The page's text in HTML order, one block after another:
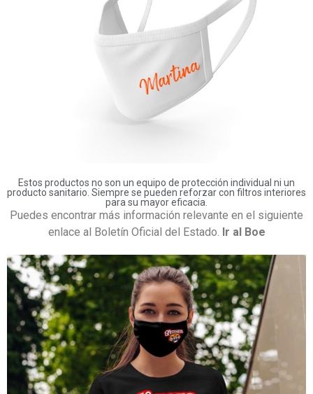
Estos productos no son un equipo de protección individual ni un
producto sanitario. Siempre se pueden reforzar con filtros interiores
para su mayor eficacia.
Puedes encontrar más información relevante en el siguiente
enlace al Boletín Oficial del Estado. Ir al Boe